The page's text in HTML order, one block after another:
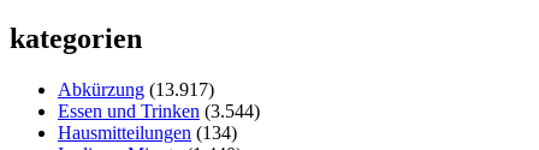
kategorien
Abkürzung (13.917)
Essen und Trinken (3.544)
Hausmitteilungen (134)